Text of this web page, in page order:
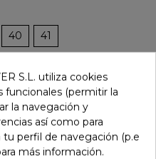
40 41
Carrito
S.L. utiliza cookies
funcionales (permitir la
la navegación y
así como para
perfil de navegación (p.e
más información.